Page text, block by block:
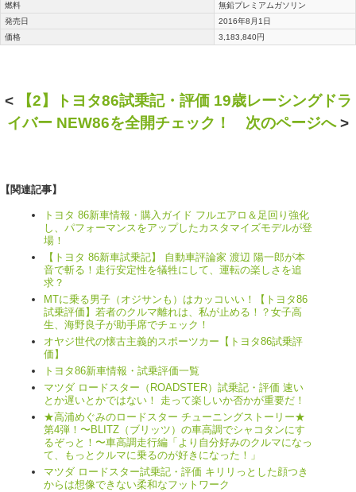
燃料
無鉛プレミアムガソリン
発売日
2016年8月1日
価格
3,183,840円
<
【2】トヨタ86試乗記・評価 19歳レーシングドラ
イバー NEW86を全開チェック！ 次のページへ>
【関連記事】
トヨタ 86新車情報・購入ガイド フルエアロ＆足回り強化
し、パフォーマンスをアップしたカスタマイズモデルが登
場！
【トヨタ 86新車試乗記】 自動車評論家 渡辺 陽一郎が本
音で斬る！走行安定性を犠牲にして、運転の楽しさを追
求？
MTに乗る男子（オジサンも）はカッコいい！【トヨタ86
試乗評価】若者のクルマ離れは、私が止める！？女子高
生、海野良子が助手席でチェック！
オヤジ世代の懐古主義的スポーツカー【トヨタ86試乗評
価】
トヨタ86新車情報・試乗評価一覧
マツダ ロードスター（ROADSTER）試乗記・評価 速い
とか遅いとかではない！ 走って楽しいか否かが重要だ！
★高浦めぐみのロードスター チューニングストーリー★
第4弾！〜BLITZ（ブリッツ）の車高調でシャコタンにす
るぞっと！〜車高調走行編「より自分好みのクルマになっ
て、もっとクルマに乗るのが好きになった！」
マツダ ロードスター試乗記・評価 キリリっとした顔つき
からは想像できない柔和なフットワーク